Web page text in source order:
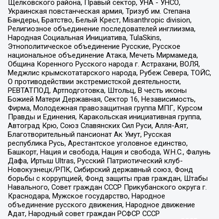
Щелковского района, Правый сектор, УНА - УНСО,
Украинская повстанческая армия, Тризуб им. Степана
Бандеры, Братство, Белый Крест, Misanthropic division,
Религиозное объединение последователей инглиизма,
Народная Социальная Инициатива, TulaSkins,
Этнополитическое объединение Русские, Русское
национальное объединение Атака, Мечеть Мирмамеда,
Община Коренного Русского народа г. Астрахани, ВОЛЯ,
Меджлис крымскотатарского народа, Рубеж Севера, ТОЙС,
О противодействии экстремистской деятельности,
РЕВТАТПОД, Артподготовка, Штольц, В честь иконы
Божией Матери Державная, Сектор 16, Независимость,
Фирма, Молодежная правозащитная группа МПГ, Курсом
Правды и Единения, Каракольская инициативная группа,
Автоград Крю, Союз Славянских Сил Руси, Алля-Аят,
Благотворительный пансионат Ак Умут, Русская
республика Русь, Арестантское уголовное единство,
Башкорт, Нация и свобода, Нация и свобода, W.H.С., Фалунь
Дафа, Иртыш Ultras, Русский Патриотический клуб-
Новокузнецк/РПК, Сибирский державный союз, Фонд
борьбы с коррупцией, Фонд защиты прав граждан, Штабы
Навального, Совет граждан СССР Прикубанского округа г.
Краснодара, Мужское государство, Народное
объединение русского движения, Народное движение
Адат, Народный совет граждан РСФСР СССР